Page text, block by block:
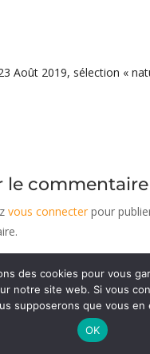
Août 2019, sélection «
le commentaire
vous connecterpour
2026 Association du
Réalisé par
des cookies pour vous
notre site web. Si vous
supposerons que vous en
OK